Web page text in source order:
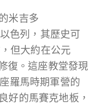
米吉多
色列，其歷史可
但大約在公元
復。這座教堂發現
羅馬時期軍營的
好的馬賽克地板，